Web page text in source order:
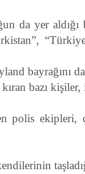
da yer aldığı
bayrağını
kıran bazı
polis ekipleri,